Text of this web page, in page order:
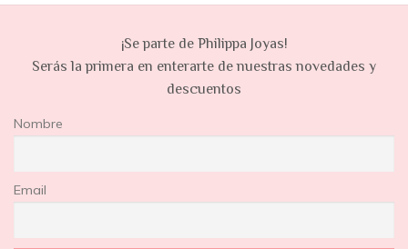
¡Se parte de Philippa Joyas!
Serás la primera en enterarte de nuestras novedades y
descuentos
Nombre
Email